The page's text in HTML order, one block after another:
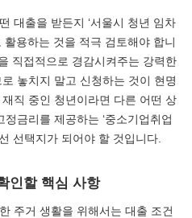
대출을 받든지 ‘서울시 청년 임차
활용하는 것을 적극 검토해야 합니
직접적으로 경감시켜주는 강력한
놓치지 말고 신청하는 것이 현명
직 중인 청년이라면 다른 어떤 상
금리를 제공하는 ‘중소기업취업
선택지가 되어야 할 것입니다.
인할 핵심 사항
주거 생활을 위해서는 대출 조건